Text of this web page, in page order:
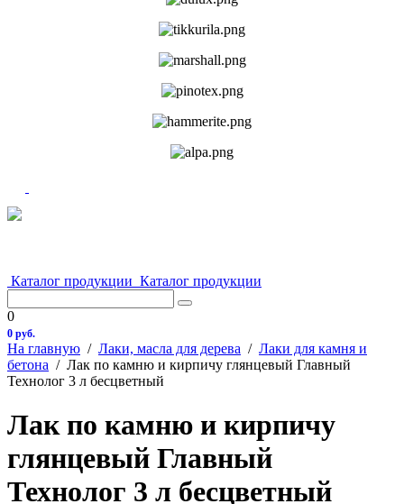
Каталог продукции Каталог продукции
0
0 руб.
На главную / Лаки, масла для дерева / Лаки для камня и
бетона / Лак по камню и кирпичу глянцевый Главный
Технолог 3 л бесцветный
Лак по камню и кирпичу
глянцевый Главный
Технолог 3 л бесцветный